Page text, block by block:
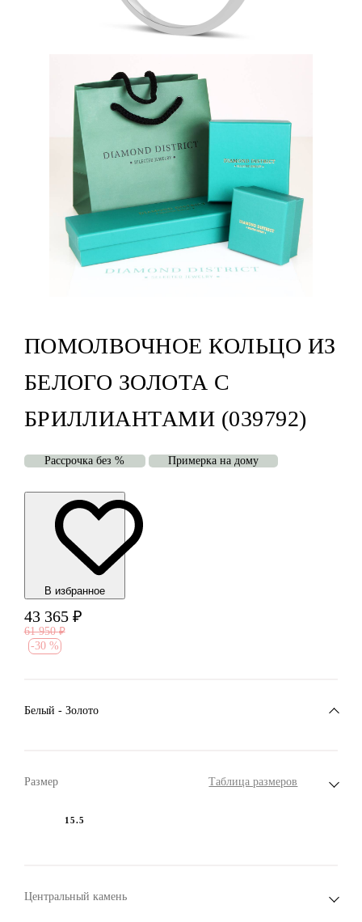
ПОМОЛВОЧНОЕ КОЛЬЦО ИЗ
БЕЛОГО ЗОЛОТА С
БРИЛЛИАНТАМИ (039792)
Рассрочка без % Примерка на дому
В избранноe
43 365 ₽
61 950 ₽
-30 %
Белый - Золото
Размер Таблица размеров
15.5
Центральный камень